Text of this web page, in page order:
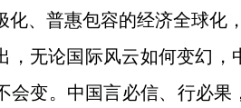
化、普惠包容的经济全球化
，无论国际风云如何变幻
会变。中国言必信、行必